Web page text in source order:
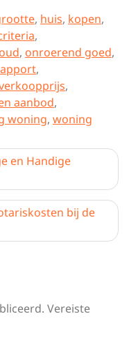
, huis, kopen,
,
, onroerend goed,
,
,
aanbod,
woning, woning
en Handige
bij de
Vereiste